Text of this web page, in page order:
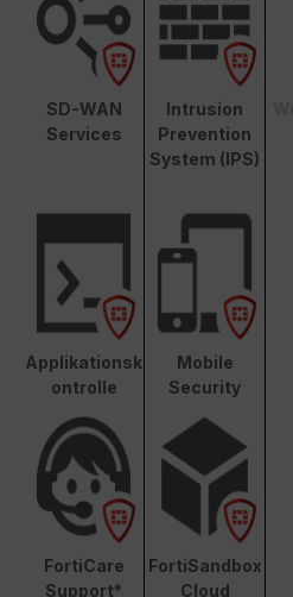
SD-WAN
Services
Intrusion
Prevention
System (IPS)
Applikationsk
ontrolle
Mobile
Security
FortiCare
Support*
FortiSandbox
Cloud